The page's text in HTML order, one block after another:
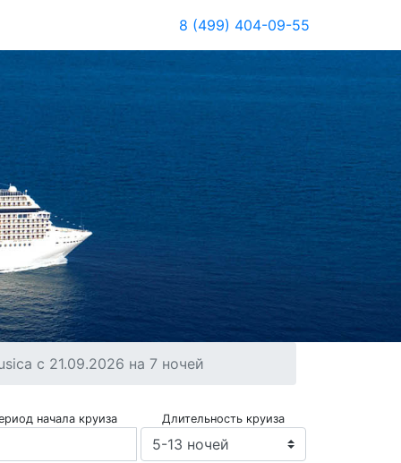
8 (499) 404-09-55
с 21.09.2026 на 7 ночей
начала круиза Длительность круиза